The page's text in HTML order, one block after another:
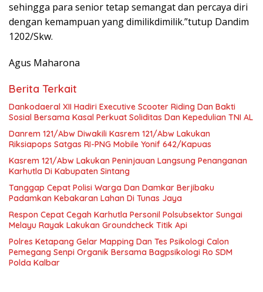
sehingga para senior tetap semangat dan percaya diri
dengan kemampuan yang dimilikdimilik.”tutup Dandim
1202/Skw.
Agus Maharona
Berita Terkait
Dankodaeral XII Hadiri Executive Scooter Riding Dan Bakti
Sosial Bersama Kasal Perkuat Soliditas Dan Kepedulian TNI AL
Danrem 121/Abw Diwakili Kasrem 121/Abw Lakukan
Riksiapops Satgas RI-PNG Mobile Yonif 642/Kapuas
Kasrem 121/Abw Lakukan Peninjauan Langsung Penanganan
Karhutla Di Kabupaten Sintang
Tanggap Cepat Polisi Warga Dan Damkar Berjibaku
Padamkan Kebakaran Lahan Di Tunas Jaya
Respon Cepat Cegah Karhutla Personil Polsubsektor Sungai
Melayu Rayak Lakukan Groundcheck Titik Api
Polres Ketapang Gelar Mapping Dan Tes Psikologi Calon
Pemegang Senpi Organik Bersama Bagpsikologi Ro SDM
Polda Kalbar